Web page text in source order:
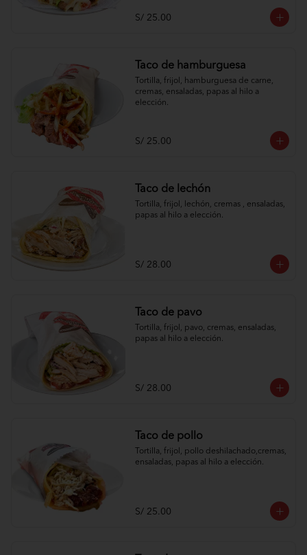
S/ 25.00
Taco de hamburguesa
Tortilla, frijol, hamburguesa de carne,
cremas, ensaladas, papas al hilo a
elección.
S/ 25.00
Taco de lechón
Tortilla, frijol, lechón, cremas , ensaladas,
papas al hilo a elección.
S/ 28.00
Taco de pavo
Tortilla, frijol, pavo, cremas, ensaladas,
papas al hilo a elección.
S/ 28.00
Taco de pollo
Tortilla, frijol, pollo deshilachado,cremas,
ensaladas, papas al hilo a elección.
S/ 25.00